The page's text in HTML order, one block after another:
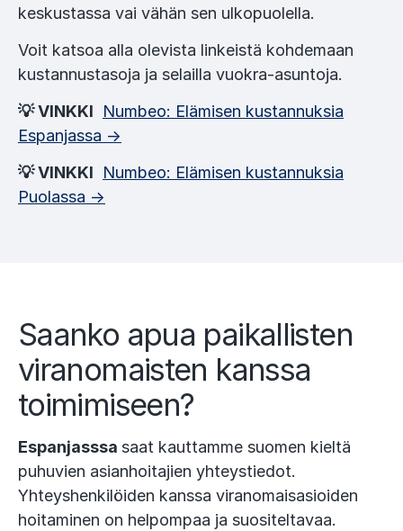
keskustassa vai vähän sen ulkopuolella.
Voit katsoa alla olevista linkeistä kohdemaan
kustannustasoja ja selailla vuokra-asuntoja.
💡 VINKKI
Numbeo: Elämisen kustannuksia
Espanjassa →
💡 VINKKI
Numbeo: Elämisen kustannuksia
Puolassa →
Saanko apua paikallisten
viranomaisten kanssa
toimimiseen?
Espanjasssa saat kauttamme suomen kieltä
puhuvien asianhoitajien yhteystiedot.
Yhteyshenkilöiden kanssa viranomaisasioiden
hoitaminen on helpompaa ja suositeltavaa.